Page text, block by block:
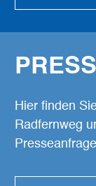
Hier finden
Radfernweg